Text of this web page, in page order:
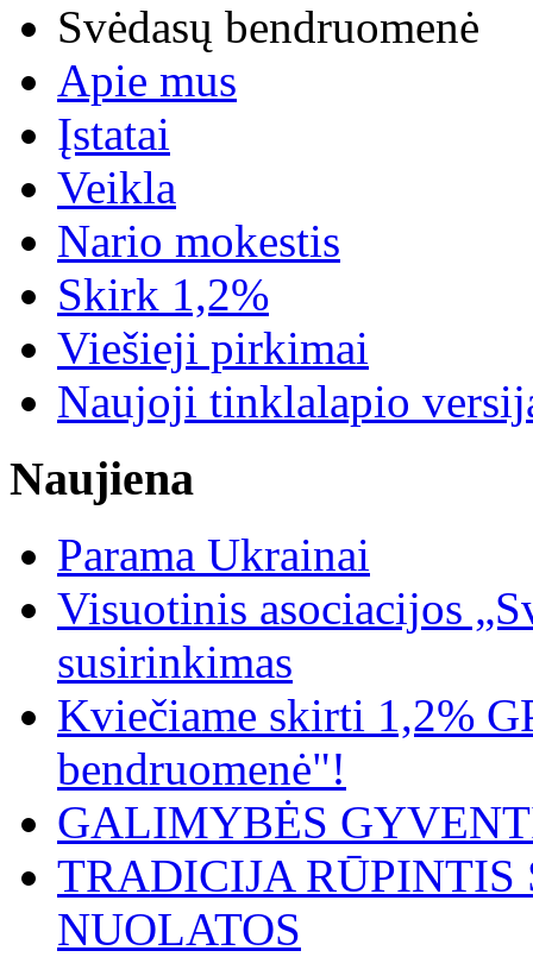
Svėdasų bendruomenė
Apie mus
Įstatai
Veikla
Nario mokestis
Skirk 1,2%
Viešieji pirkimai
Naujoji tinklalapio
Naujiena
Parama Ukrainai
Visuotinis asociacijos
susirinkimas
Kviečiame skirti 1,2%
bendruomenė"!
GALIMYBĖS
TRADICIJA
NUOLATOS